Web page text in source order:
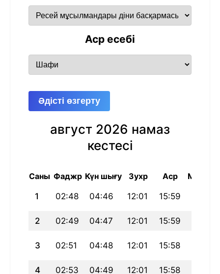
Аср есебі
Әдісті өзгерту
август 2026 намаз
кестесі
Саны Фаджр Күн шығу Зухр Аср Магриб
1 02:48 04:46 12:01 15:59
2 02:49 04:47 12:01 15:59
3 02:51 04:48 12:01 15:58
4 02:53 04:49 12:01 15:58